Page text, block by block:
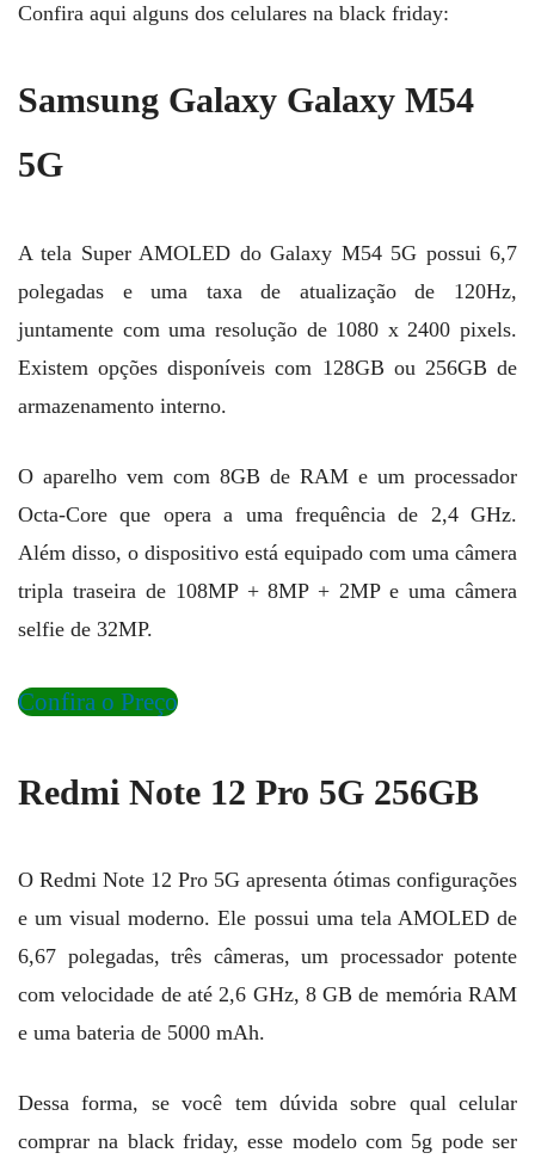
Confira aqui alguns dos celulares na black friday:
Samsung Galaxy Galaxy M54
5G
A tela Super AMOLED do Galaxy M54 5G possui 6,7
polegadas e uma taxa de atualização de 120Hz,
juntamente com uma resolução de 1080 x 2400 pixels.
Existem opções disponíveis com 128GB ou 256GB de
armazenamento interno.
O aparelho vem com 8GB de RAM e um processador
Octa-Core que opera a uma frequência de 2,4 GHz.
Além disso, o dispositivo está equipado com uma câmera
tripla traseira de 108MP + 8MP + 2MP e uma câmera
selfie de 32MP.
Confira o Preço
Redmi Note 12 Pro 5G 256GB
O Redmi Note 12 Pro 5G apresenta ótimas configurações
e um visual moderno. Ele possui uma tela AMOLED de
6,67 polegadas, três câmeras, um processador potente
com velocidade de até 2,6 GHz, 8 GB de memória RAM
e uma bateria de 5000 mAh.
Dessa forma, se você tem dúvida sobre qual celular
comprar na black friday, esse modelo com 5g pode ser